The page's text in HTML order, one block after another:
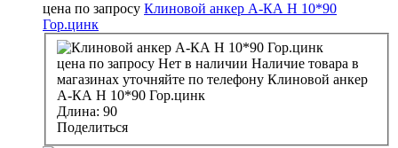
цена по запросу Клиновой анкер А-КА H 10*90
Гор.цинк
цена по запросу Нет в наличии Наличие товара в
магазинах уточняйте по телефону Клиновой анкер
А-КА H 10*90 Гор.цинк
Длина: 90
Поделиться